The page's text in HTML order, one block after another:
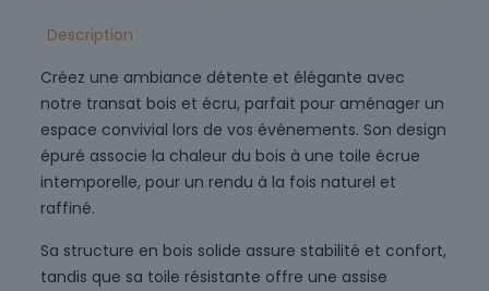
bois
écru
Description
Créez une ambiance détente et élégante avec
notre transat bois et écru, parfait pour aménager un
espace convivial lors de vos événements. Son design
épuré associe la chaleur du bois à une toile écrue
intemporelle, pour un rendu à la fois naturel et
raffiné.
Sa structure en bois solide assure stabilité et confort,
tandis que sa toile résistante offre une assise